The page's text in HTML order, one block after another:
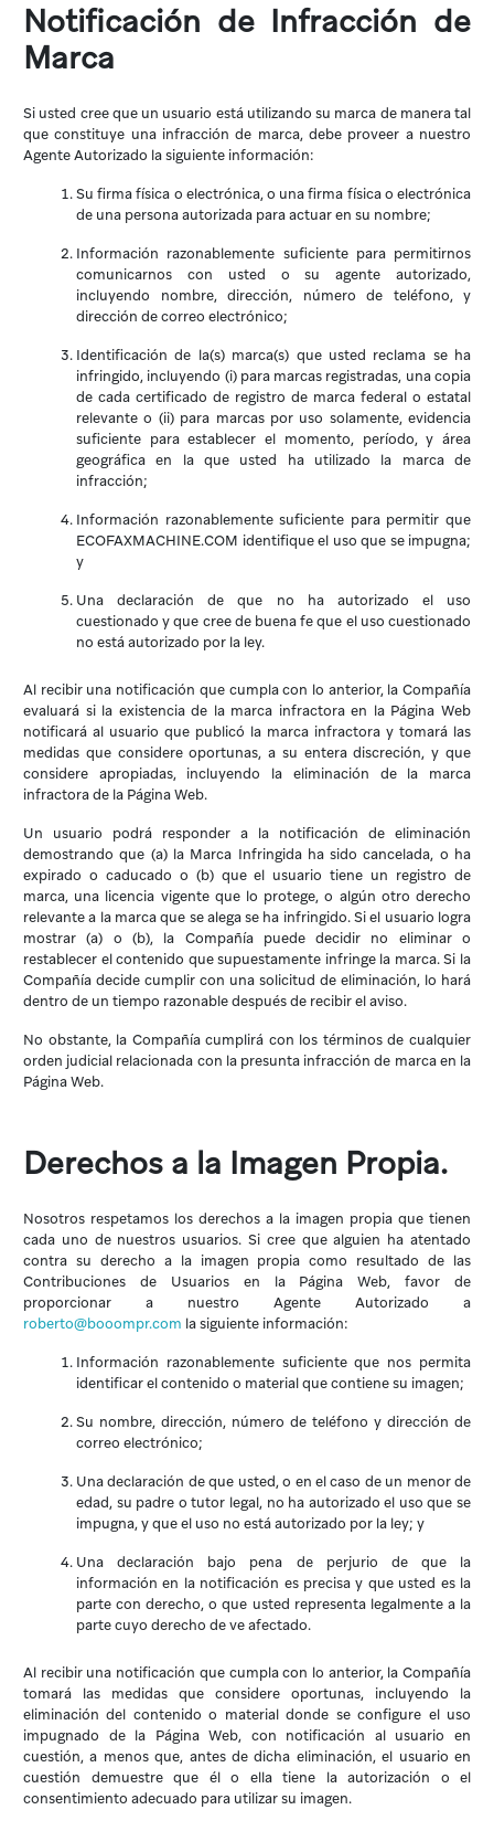
Notificación de Infracción de
Marca
Si usted cree que un usuario está utilizando su marca de manera tal
que constituye una infracción de marca, debe proveer a nuestro
Agente Autorizado la siguiente información:
Su firma física o electrónica, o una firma física o electrónica
de una persona autorizada para actuar en su nombre;
Información razonablemente suficiente para permitirnos
comunicarnos con usted o su agente autorizado,
incluyendo nombre, dirección, número de teléfono, y
dirección de correo electrónico;
Identificación de la(s) marca(s) que usted reclama se ha
infringido, incluyendo (i) para marcas registradas, una copia
de cada certificado de registro de marca federal o estatal
relevante o (ii) para marcas por uso solamente, evidencia
suficiente para establecer el momento, período, y área
geográfica en la que usted ha utilizado la marca de
infracción;
Información razonablemente suficiente para permitir que
ECOFAXMACHINE.COM identifique el uso que se impugna;
y
Una declaración de que no ha autorizado el uso
cuestionado y que cree de buena fe que el uso cuestionado
no está autorizado por la ley.
Al recibir una notificación que cumpla con lo anterior, la Compañía
evaluará si la existencia de la marca infractora en la Página Web
notificará al usuario que publicó la marca infractora y tomará las
medidas que considere oportunas, a su entera discreción, y que
considere apropiadas, incluyendo la eliminación de la marca
infractora de la Página Web.
Un usuario podrá responder a la notificación de eliminación
demostrando que (a) la Marca Infringida ha sido cancelada, o ha
expirado o caducado o (b) que el usuario tiene un registro de
marca, una licencia vigente que lo protege, o algún otro derecho
relevante a la marca que se alega se ha infringido. Si el usuario logra
mostrar (a) o (b), la Compañía puede decidir no eliminar o
restablecer el contenido que supuestamente infringe la marca. Si la
Compañía decide cumplir con una solicitud de eliminación, lo hará
dentro de un tiempo razonable después de recibir el aviso.
No obstante, la Compañía cumplirá con los términos de cualquier
orden judicial relacionada con la presunta infracción de marca en la
Página Web.
Derechos a la Imagen Propia.
Nosotros respetamos los derechos a la imagen propia que tienen
cada uno de nuestros usuarios. Si cree que alguien ha atentado
contra su derecho a la imagen propia como resultado de las
Contribuciones de Usuarios en la Página Web, favor de
proporcionar a nuestro Agente Autorizado a
roberto@booompr.com la siguiente información:
Información razonablemente suficiente que nos permita
identificar el contenido o material que contiene su imagen;
Su nombre, dirección, número de teléfono y dirección de
correo electrónico;
Una declaración de que usted, o en el caso de un menor de
edad, su padre o tutor legal, no ha autorizado el uso que se
impugna, y que el uso no está autorizado por la ley; y
Una declaración bajo pena de perjurio de que la
información en la notificación es precisa y que usted es la
parte con derecho, o que usted representa legalmente a la
parte cuyo derecho de ve afectado.
Al recibir una notificación que cumpla con lo anterior, la Compañía
tomará las medidas que considere oportunas, incluyendo la
eliminación del contenido o material donde se configure el uso
impugnado de la Página Web, con notificación al usuario en
cuestión, a menos que, antes de dicha eliminación, el usuario en
cuestión demuestre que él o ella tiene la autorización o el
consentimiento adecuado para utilizar su imagen.